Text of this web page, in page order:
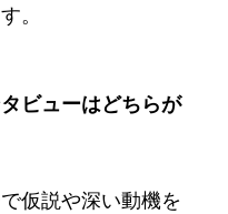
。
ビューはどちらが
仮説や深い動機を